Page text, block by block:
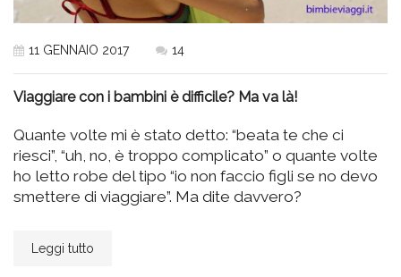
11 GENNAIO 2017 14
Viaggiare con i bambini è difficile? Ma va là!
Quante volte mi è stato detto: “beata te che ci
riesci”, “uh, no, è troppo complicato” o quante volte
ho letto robe del tipo “io non faccio figli se no devo
smettere di viaggiare”. Ma dite davvero?
Leggi tutto